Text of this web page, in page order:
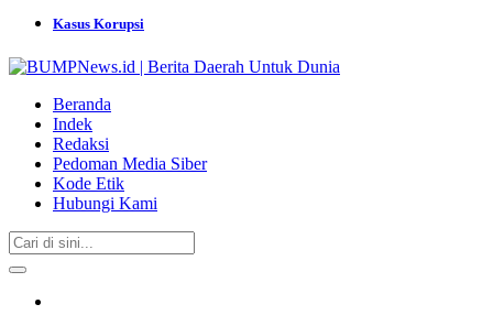
Kasus Korupsi
Beranda
Indek
Redaksi
Pedoman Media Siber
Kode Etik
Hubungi Kami